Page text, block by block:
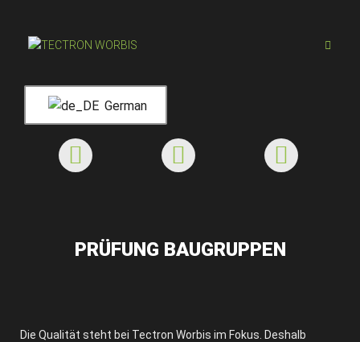
German
PRÜFUNG BAUGRUPPEN
Die Qualität steht bei Tectron Worbis im Fokus. Deshalb